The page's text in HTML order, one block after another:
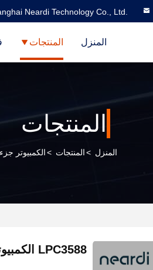
Neardi Technology Co., Ltd.
المنزل المنتجات
المنتجات
المنزل >المنتجات >الكمبيوتر